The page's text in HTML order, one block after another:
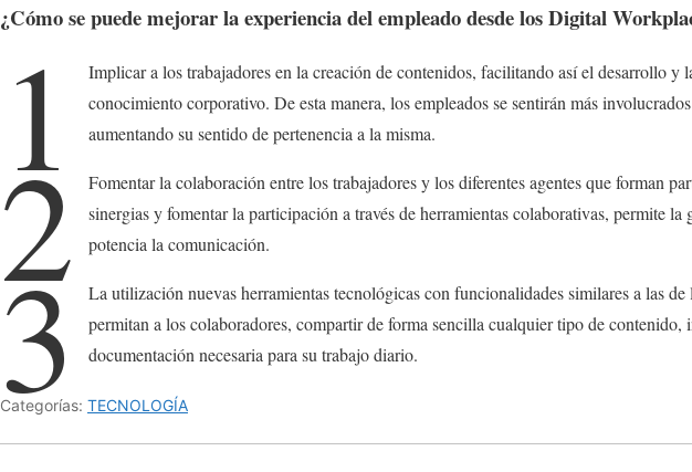
¿Cómo se puede mejorar la experiencia del empleado desde los Digital
1
Implicar a los trabajadores en la creación de contenidos, facilitando así el desarrollo y
conocimiento corporativo. De esta manera, los empleados se sentirán más
aumentando su sentido de pertenencia a la misma.
2
Fomentar la colaboración entre los trabajadores y los diferentes agentes que forman
sinergias y fomentar la participación a través de herramientas colaborativas, permite la
potencia la comunicación.
3
La utilización nuevas herramientas tecnológicas con funcionalidades similares a las de
permitan a los colaboradores, compartir de forma sencilla cualquier tipo de contenido,
documentación necesaria para su trabajo diario.
Categorías: TECNOLOGÍA